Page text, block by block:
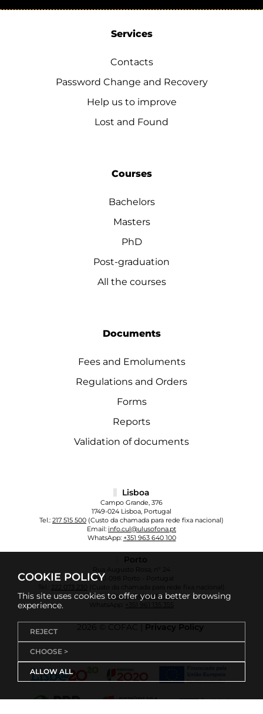
COOKIE POLICY
This site uses cookies to offer you a better browsing
experience.
REJECT
CHOOSE >
ALLOW ALL
Services
Contacts
Password Change and Recovery
Help us to improve
Lost and Found
Courses
Bachelors
Masters
PhD
Post-graduation
All the courses
Documents
Fees and Emoluments
Regulations and Orders
Forms
Reports
Validation of documents
Lisboa
Campo Grande, 376
1749-024 Lisboa, Portugal
Tel.: 217 515 500 (Custo da chamada para rede fixa nacional)
Email: info.cul@ulusofona.pt
WhatsApp: +351 963 640 100
Porto
Rua Augusto Rosa, nº 24
4000-098 Porto - Portugal
222 073 230
(Custo da chamada para rede fixa nacional)
Email: info.cup@ulusofona.pt
WhatsApp:
+351 961 135 355
2026 © COFAC | Privacy Policy